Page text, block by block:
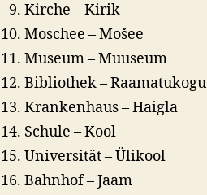
Kirche – Kirik
Moschee – Mošee
Museum – Muuseum
Bibliothek – Raamatukogu
Krankenhaus – Haigla
Schule – Kool
Universität – Ülikool
Bahnhof – Jaam